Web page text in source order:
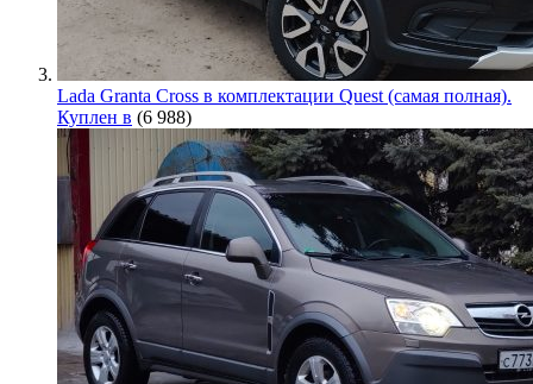
Lada Granta Cross в комплектации Quest (самая полная).
Куплен в (6 988)